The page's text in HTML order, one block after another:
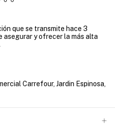
que se transmite hace 3
asegurar y ofrecer la más alta
Carrefour, Jardin Espinosa,